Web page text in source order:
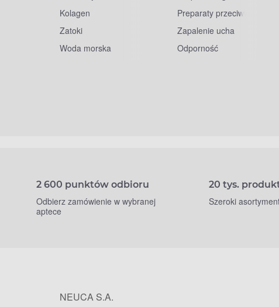
Kolagen
Zatoki
Woda morska
Preparaty przeciwwirusowe
Zapalenie ucha
Odporność
2 600 punktów odbioru
Odbierz zamówienie w wybranej
aptece
20 tys.
Szeroki
NEUCA S.A.